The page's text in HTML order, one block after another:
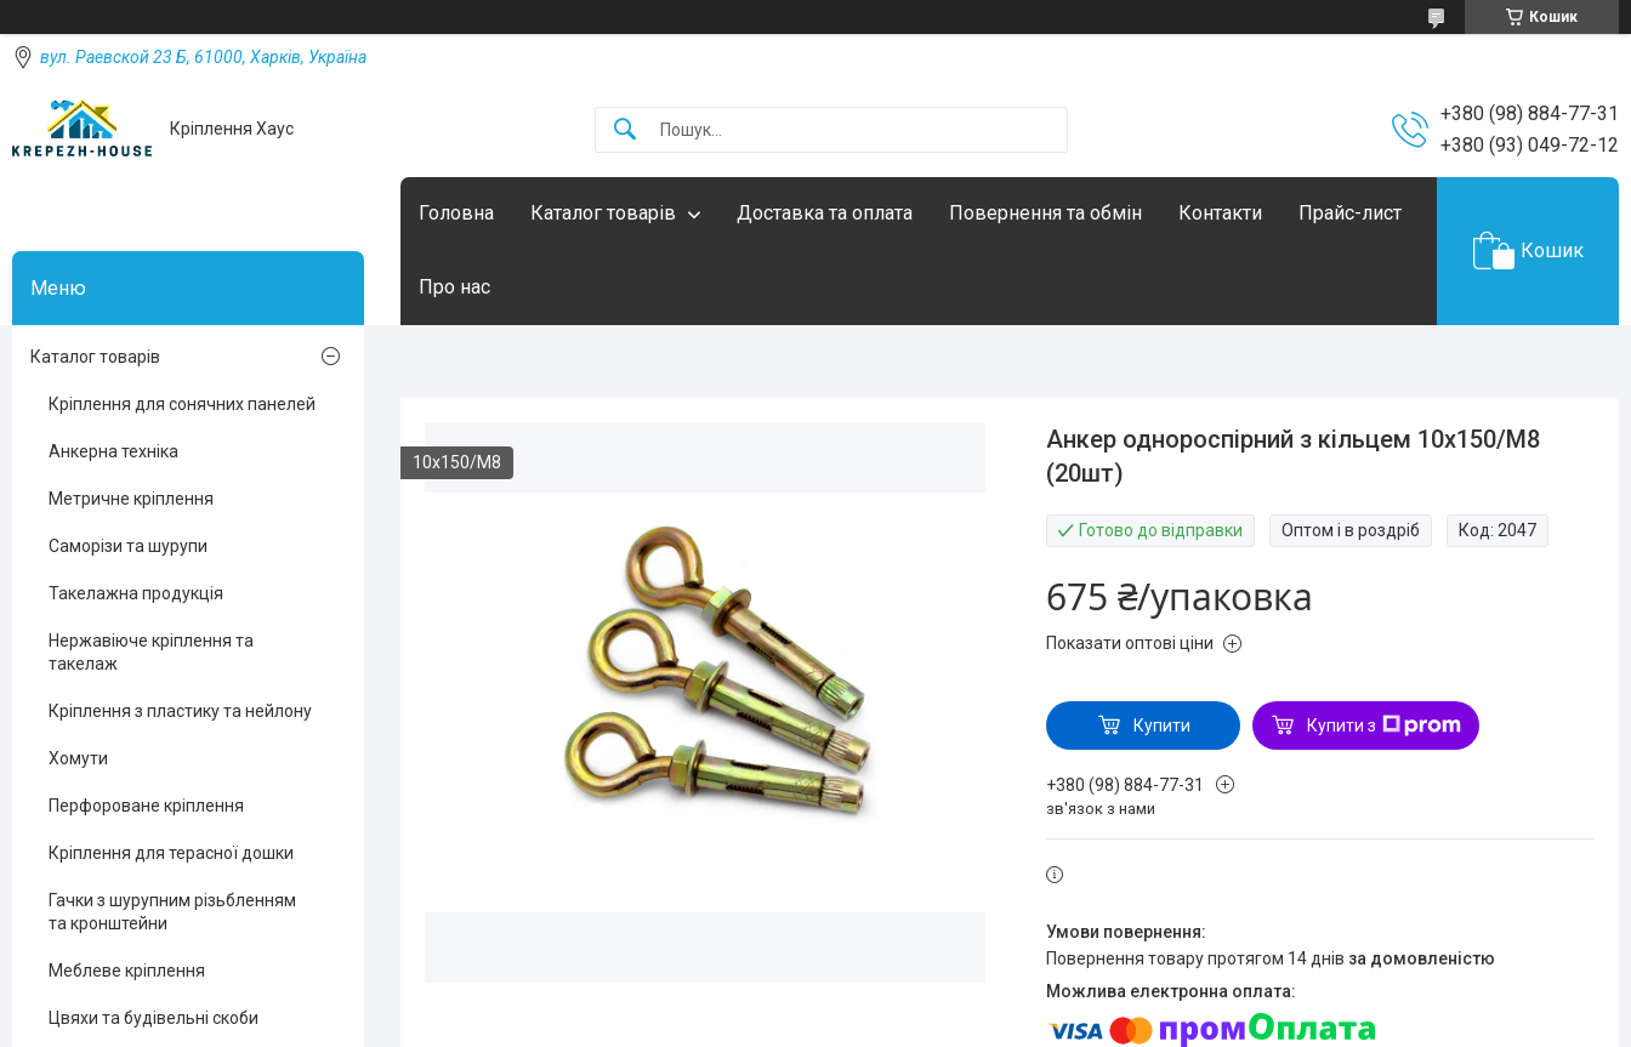
Кошик
вул. Раевской 23 Б, 61000, Харків, Україна
Кріплення Хаус
+380 (98) 884-77-31
+380 (93) 049-72-12
Головна Каталог товарів Доставка та оплата Повернення та обмін Контакти Прайс-лист
Про нас
Кошик
10х150/М8
Анкер однороспірний з кільцем 10х150/М8
(20шт)
Готово до відправки Оптом і в роздріб Код: 2047
675 ₴/упаковка
Показати оптові ціни
Купити Купити з
+380 (98) 884-77-31
зв'язок з нами
повернення товару протягом 14 днів за домовленістю
Каталог товарів
Кріплення для сонячних панелей
Анкерна техніка
Метричне кріплення
Саморізи та шурупи
Такелажна продукція
Нержавіюче кріплення та
такелаж
Кріплення з пластику та нейлону
Хомути
Перфороване кріплення
Кріплення для терасної дошки
Гачки з шурупним різьбленням
та кронштейни
Меблеве кріплення
Цвяхи та будівельні скоби